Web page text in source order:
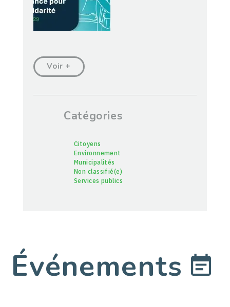
Voir +
Catégories
Citoyens
Environnement
Municipalités
Non classifié(e)
Services publics
Événements